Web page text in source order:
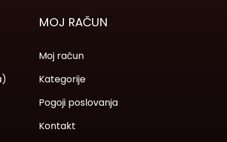
MOJ RAČUN
Moj račun
Kategorije
Pogoji poslovanja
Kontakt